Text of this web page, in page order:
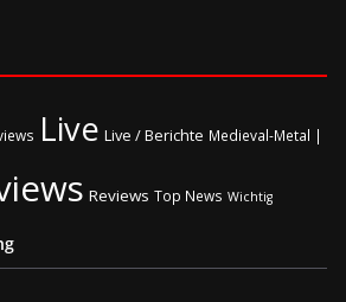
Live Live / Berichte Medieval-Metal |
Reviews Top News Wichtig